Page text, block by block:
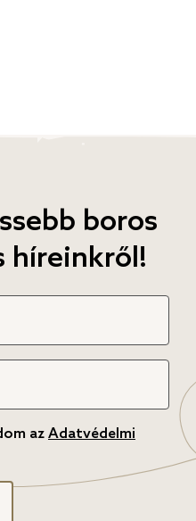
boros
híreinkről!
az Adatvédelmi